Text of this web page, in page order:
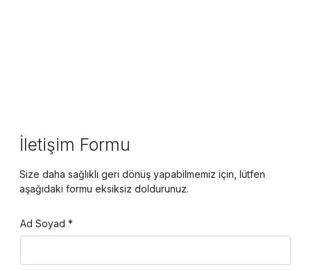
İletişim Formu
Size daha sağlıklı geri dönüş yapabilmemiz için, lütfen
aşağıdaki formu eksiksiz doldurunuz.
Ad Soyad *